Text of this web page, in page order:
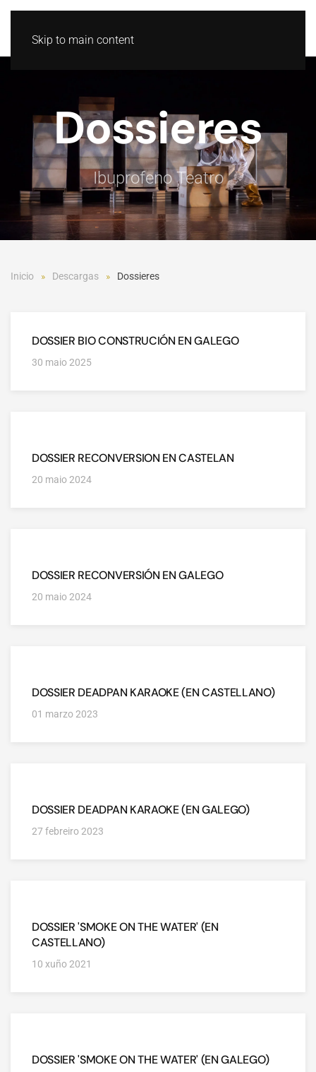
Skip to main content
Dossieres
Ibuprofeno Teatro
Inicio Descargas Dossieres
DOSSIER BIO CONSTRUCIÓN EN GALEGO
30 maio 2025
DOSSIER RECONVERSION EN CASTELAN
20 maio 2024
DOSSIER RECONVERSIÓN EN GALEGO
20 maio 2024
DOSSIER DEADPAN KARAOKE (EN CASTELLANO)
01 marzo 2023
DOSSIER DEADPAN KARAOKE (EN GALEGO)
27 febreiro 2023
DOSSIER 'SMOKE ON THE WATER' (EN
CASTELLANO)
10 xuño 2021
DOSSIER 'SMOKE ON THE WATER' (EN GALEGO)